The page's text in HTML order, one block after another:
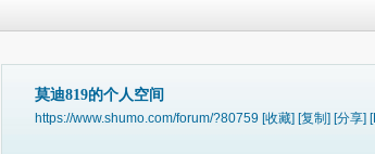
莫迪819的个人空间
https://www.shumo.com/forum/?80759 [收藏] [复制] [分享]